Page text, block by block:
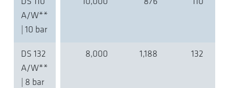
A/W**
| 10 bar
DS 132
A/W**
| 8 bar
8,000 1,188 132